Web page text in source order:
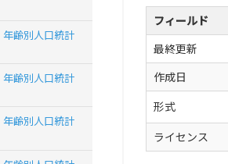
フィールド
最終更新
作成日
形式
ライセンス
年齢別人口統計
年齢別人口統計
年齢別人口統計